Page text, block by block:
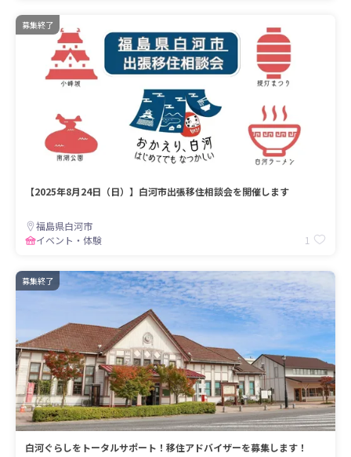
募集終了
【2025年8月24日（日）】白河市出張移住相談会を開催します
福島県白河市
イベント・体験
1
募集終了
白河ぐらしをトータルサポート！移住アドバイザーを募集します！